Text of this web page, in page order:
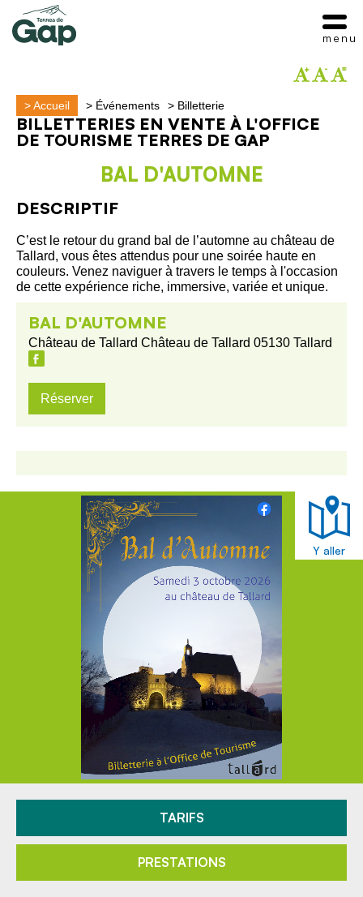
>Accueil > Événements > Billetterie
BILLETTERIES EN VENTE À L'OFFICE
DE TOURISME TERRES DE GAP
BAL D'AUTOMNE
DESCRIPTIF
C’est le retour du grand bal de l’automne au château de
Tallard, vous êtes attendus pour une soirée haute en
couleurs. Venez naviguer à travers le temps à l'occasion
de cette expérience riche, immersive, variée et unique.
BAL D'AUTOMNE
Château de Tallard Château de Tallard 05130 Tallard
Réserver
Y aller
TARIFS
PRESTATIONS
menu